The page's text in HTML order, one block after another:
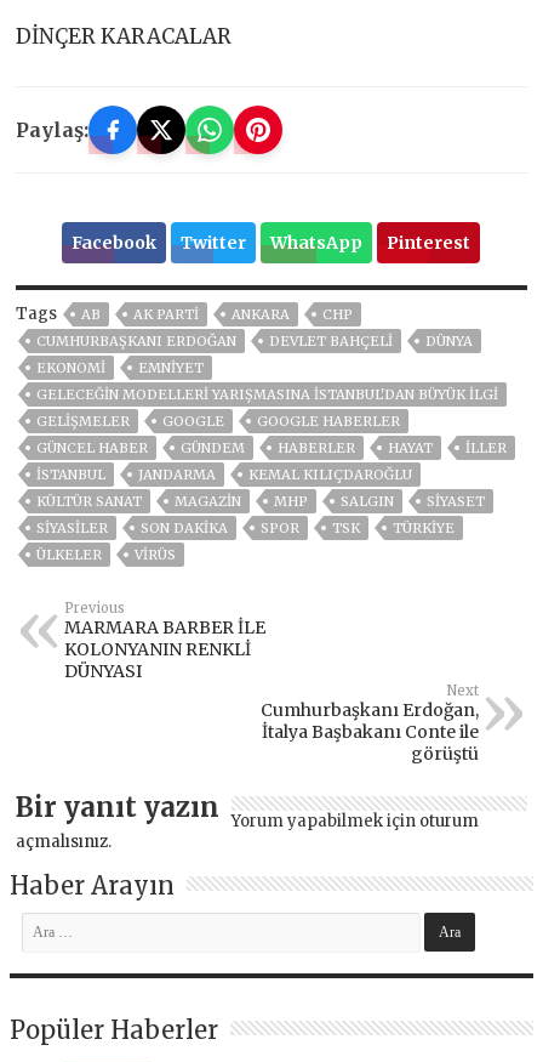
DİNÇER KARACALAR
Paylaş:
Facebook Twitter WhatsApp Pinterest
Tags AB AK PARTİ ANKARA
CHP
CUMHURBAŞKANI ERDOĞAN
DEVLET BAHÇELİ
DÜNYA
EKONOMİ
EMNİYET
GELECEĞIN MODELLERI YARIŞMASINA İSTANBUL'DAN BÜYÜK ILGI
GELIŞMELER
GOOGLE
GOOGLE HABERLER
GÜNCEL HABER
GÜNDEM HABERLER HAYAT
İLLER
ISTANBUL
JANDARMA
KEMAL KILIÇDAROĞLU
KÜLTÜR SANAT
MAGAZİN MHP SALGIN
SİYASET
SİYASİLER
SON DAKIKA SPOR TSK
TÜRKİYE
ÜLKELER
VIRÜS
Previous
MARMARA BARBER İLE
KOLONYANIN RENKLİ
DÜNYASI
Next
Cumhurbaşkanı Erdoğan,
İtalya Başbakanı Conte ile
görüştü
Bir yanıt yazın Yorum yapabilmek için oturum
açmalısınız.
Haber Arayın
Popüler Haberler